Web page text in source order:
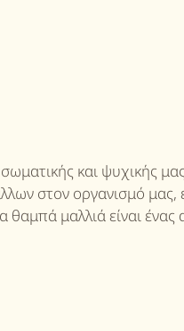
και ψυχικής
στον οργανισμό
μαλλιά είναι ένας